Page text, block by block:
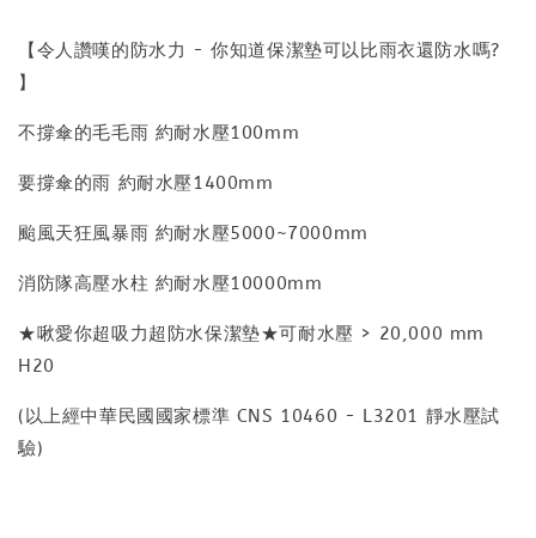
【令人讚嘆的防水力 - 你知道保潔墊可以比雨衣還防水嗎?
】
不撐傘的毛毛雨 約耐水壓100mm
要撐傘的雨 約耐水壓1400mm
颱風天狂風暴雨 約耐水壓5000~7000mm
消防隊高壓水柱 約耐水壓10000mm
★啾愛你超吸力超防水保潔墊★可耐水壓 > 20,000 mm
H20
(以上經中華民國國家標準 CNS 10460 - L3201 靜水壓試
驗)